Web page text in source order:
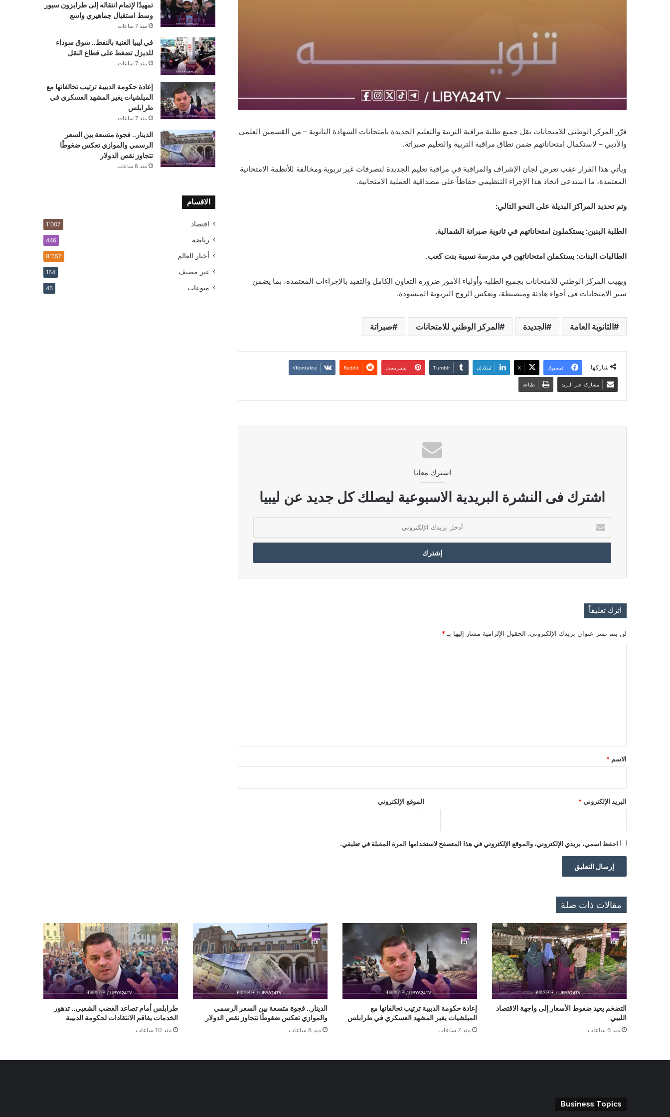
قرّر المركز الوطني للامتحانات نقل جميع طلبة مراقبة التربية والتعليم الجديدة بامتحانات الشهادة الثانوية – من القسمين العلمي
والأدبي – لاستكمال امتحاناتهم ضمن نطاق مراقبة التربية والتعليم صبراتة.
ويأتي هذا القرار عقب تعرض لجان الإشراف والمراقبة في مراقبة تعليم الجديدة لتصرفات غير تربوية ومخالفة للأنظمة الامتحانية
المعتمدة، ما استدعى اتخاذ هذا الإجراء التنظيمي حفاظاً على مصداقية العملية الامتحانية.
وتم تحديد المراكز البديلة على النحو التالي:
الطلبة البنين: يستكملون امتحاناتهم في ثانوية صبراتة الشمالية.
الطالبات البنات: يستكملن امتحاناتهن في مدرسة نسيبة بنت كعب.
ويهيب المركز الوطني للامتحانات بجميع الطلبة وأولياء الأمور ضرورة التعاون الكامل والتقيد بالإجراءات المعتمدة، بما يضمن
سير الامتحانات في أجواء هادئة ومنضبطة، ويعكس الروح التربوية المنشودة.
الثانوية العامة الجديدة المركز الوطني للامتحانات صبراتة
شاركها فيسبوك ‫X لينكدإن بينتيريست
مشاركة عبر البريد طباعة
اشترك معانا
اشترك فى النشرة البريدية الاسبوعية ليصلك كل جديد عن ليبيا
بريدك
الإلكتروني
اترك تعليقاً
لن يتم نشر عنوان بريدك الإلكتروني. الحقول الإلزامية مشار إليها بـ *
*
الاسم *
البريد الإلكتروني * الموقع الإلكتروني
احفظ اسمي، بريدي الإلكتروني، والموقع الإلكتروني في هذا المتصفح لاستخدامها المرة المقبلة في تعليقي.
تمهيدًا لإتمام انتقاله إلى طرابزون سبور
وسط استقبال جماهيري واسع
منذ 7 ساعات
في ليبيا الغنية بالنفط.. سوق سوداء
للديزل تضغط على قطاع النقل
منذ 7 ساعات
إعادة حكومة الدبيبة ترتيب تحالفاتها مع
الميلشيات يغير المشهد العسكري في
طرابلس
منذ 7 ساعات
الدينار.. فجوة متسعة بين السعر
الرسمي والموازي تعكس ضغوطًا
تتجاوز نقص الدولار
منذ 8 ساعات
الاقسام
اقتصاد 1٬007
رياضة 446
أخبار العالم 8٬557
غير مصنف 164
منوعات 46
مقالات ذات صلة
التضخم يعيد ضغوط الأسعار إلى واجهة الاقتصاد
الليبي
منذ 6 ساعات
إعادة حكومة الدبيبة ترتيب تحالفاتها مع
الميلشيات يغير المشهد العسكري في طرابلس
منذ 7 ساعات
الدينار.. فجوة متسعة بين السعر الرسمي
والموازي تعكس ضغوطًا تتجاوز نقص الدولار
منذ 8 ساعات
طرابلس أمام تصاعد الغضب الشعبي.. تدهور
الخدمات يفاقم الانتقادات لحكومة الدبيبة
منذ 10 ساعات
Business Topics